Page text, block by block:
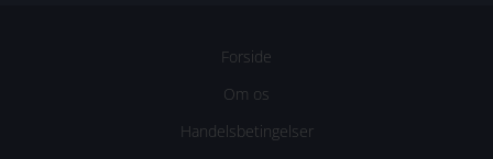
Forside
Om os
Handelsbetingelser